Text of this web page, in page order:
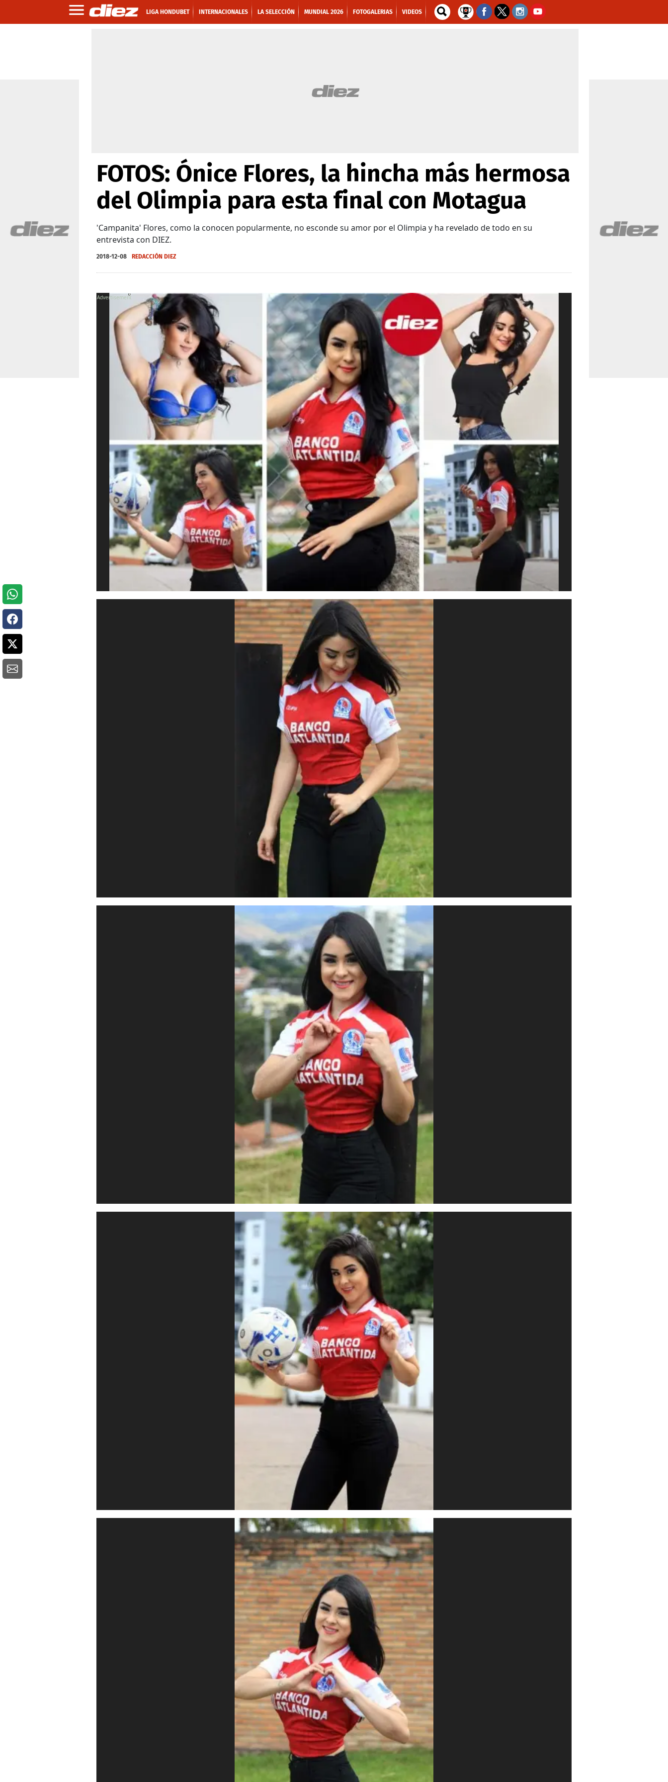
LIGA HONDUBET INTERNACIONALES LA SELECCIÓN MUNDIAL 2026 FOTOGALERIAS VIDEOS
FOTOS: Ónice Flores, la hincha más hermosa
del Olimpia para esta final con Motagua
'Campanita' Flores, como la conocen popularmente, no esconde su amor por el Olimpia y ha revelado de todo en su
entrevista con DIEZ.
2018-12-08 REDACCIÓN DIEZ
X